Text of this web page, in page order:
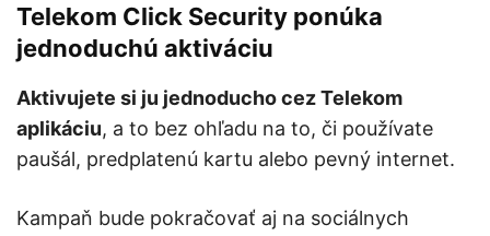
Telekom Click Security ponúka
jednoduchú aktiváciu
Aktivujete si ju jednoducho cez Telekom
aplikáciu, a to bez ohľadu na to, či používate
paušál, predplatenú kartu alebo pevný internet.
Kampaň bude pokračovať aj na sociálnych